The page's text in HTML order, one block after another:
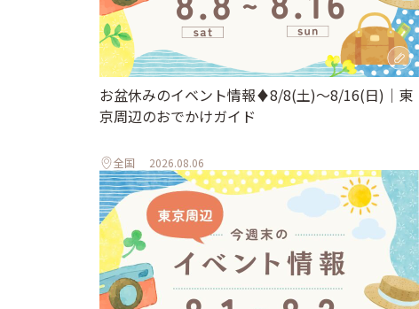
お盆休みのイベント情報♦︎8/8(土)〜8/16(日)｜東
京周辺のおでかけガイド
全国 2026.08.06